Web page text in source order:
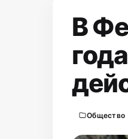
В
Общество